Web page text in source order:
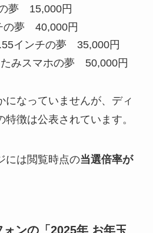
夢 15,000円
の夢 40,000円
インチの夢 35,000円
みスマホの夢 50,000円
になっていませんが、ディ
徴は公表されています。
には閲覧時点の当選倍率が
ンの「2025年 お年玉